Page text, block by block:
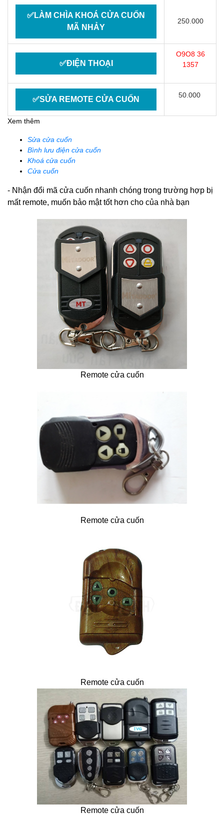
✅LÀM CHÌA KHOÁ CỬA CUỐN
MÃ NHẢY
250.000
✅ĐIỆN THOẠI
O9O8 36
1357
✅SỬA REMOTE CỬA CUỐN 50.000
Xem thêm
Sửa cửa cuốn
Bình lưu điện cửa cuốn
Khoá cửa cuốn
Cửa cuốn
- Nhận đổi mã cửa cuốn nhanh chóng trong trường hợp bị
mất remote, muốn bảo mật tốt hơn cho của nhà bạn
Remote cửa cuốn
Remote cửa cuốn
Remote cửa cuốn
Remote cửa cuốn